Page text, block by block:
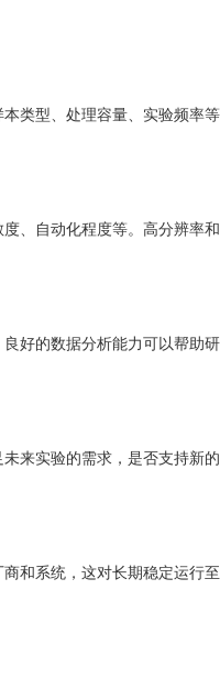
型、处理容量、实验频率
自动化程度等。高分辨率
的数据分析能力可以帮助
实验的需求，是否支持新
系统，这对长期稳定运行